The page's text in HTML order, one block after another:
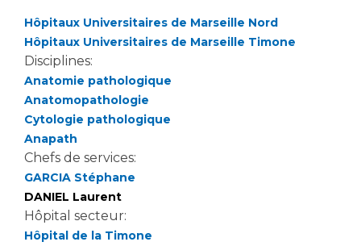
Vous venez en consultation
myaphm, votre espace santé en ligne
Infos COVID-19
Vivre ensemble à l'hôpital
Culture à l'hôpital
Laïcité et cultes
Les associations
Livret d'accueil
Emplois techniques et médico-techniques
Emplois divers
Emplois socio-éducatifs
Statuts
Stages paramédicaux
Chercheurs
La recherche clinique à l'AP-HM
Hôpitaux Universitaires de Marseille Nord
Hôpitaux Universitaires de Marseille Timone
Disciplines:
Anatomie pathologique
Anatomopathologie
Cytologie pathologique
Anapath
Chefs de services:
GARCIA Stéphane
DANIEL Laurent
Hôpital secteur:
Hôpital de la Timone